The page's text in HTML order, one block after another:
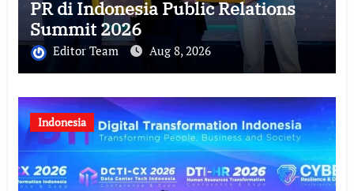
PR di Indonesia Public Relations
Summit 2026
Editor Team Aug 8, 2026
Indonesia